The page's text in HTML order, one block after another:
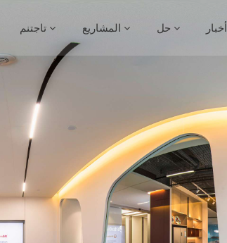
تاجتنم المشاريع حل أخبار